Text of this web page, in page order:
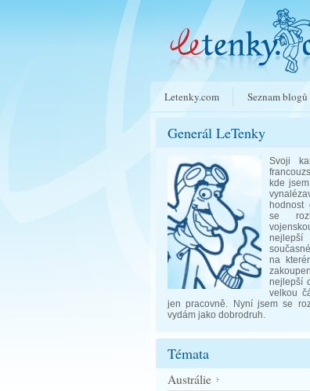
Letenky.com Seznam blogů
Generál LeTenky
Svoji
kde
hodnost
se
na
nejlepší
velkou
jen pracovně. Nyní jsem se
vydám jako dobrodruh.
Témata
Austrálie